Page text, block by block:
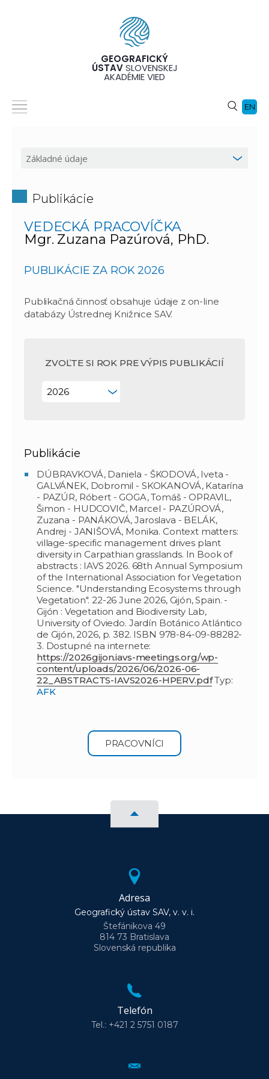
GEOGRAFICKÝ
ÚSTAVSLOVENSKEJ
AKADÉMIE VIED
EN
Publikácie
VEDECKÁ PRACOVÍČKA
Mgr. Zuzana Pazúrová, PhD.
PUBLIKÁCIE ZA ROK 2026
Publikačná činnosť obsahuje údaje z on-line
databázy Ústrednej Knižnice SAV.
ZVOĽTE SI ROK PRE VÝPIS PUBLIKÁCIÍ
Publikácie
DÚBRAVKOVÁ, Daniela - ŠKODOVÁ, Iveta -
GALVÁNEK, Dobromil - SKOKANOVÁ, Katarína
- PAZÚR, Róbert - GOGA, Tomáš - OPRAVIL,
Šimon - HUDCOVIČ, Marcel - PAZÚROVÁ,
Zuzana - PANÁKOVÁ, Jaroslava - BELÁK,
Andrej - JANIŠOVÁ, Monika. Context matters:
village-specific management drives plant
diversity in Carpathian grasslands. In Book of
abstracts : IAVS 2026. 68th Annual Symposium
of the International Association for Vegetation
Science. "Understanding Ecosystems through
Vegetation". 22-26 June 2026, Gijón, Spain. -
Gijón : Vegetation and Biodiversity Lab,
University of Oviedo. Jardín Botánico Atlántico
de Gijón, 2026, p. 382. ISBN 978-84-09-88282-
3. Dostupné na internete:
https://2026gijon.iavs-meetings.org/wp-
content/uploads/2026/06/2026-06-
22_ABSTRACTS-IAVS2026-HPERV.pdfTyp:
AFK
PRACOVNÍCI
Adresa
Geografický ústav SAV, v. v. i.
Štefánikova 49
814 73 Bratislava
Slovenská republika
Telefón
Tel.: +421 2 5751 0187